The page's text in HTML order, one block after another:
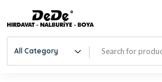
All Category